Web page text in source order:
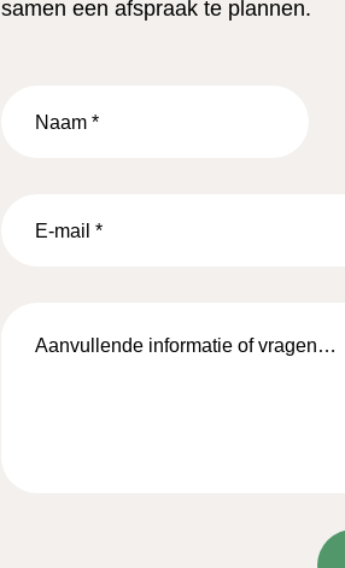
samen een afspraak te plannen.
mail
informatie